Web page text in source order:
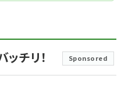
チリ！ Sponsored